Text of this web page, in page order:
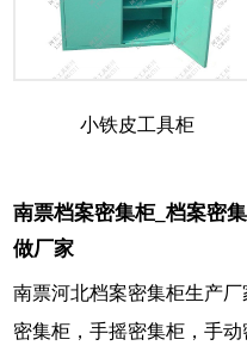
小铁皮工具柜
南票档案密集柜_档案密
做厂家
南票河北档案密集柜生产
密集柜，手摇密集柜，手